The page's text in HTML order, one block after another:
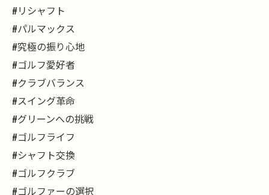
#リシャフト
#パルマックス
#究極の振り心地
#ゴルフ愛好者
#クラブバランス
#スイング革命
#グリーンへの挑戦
#ゴルフライフ
#シャフト交換
#ゴルフクラブ
#ゴルファーの選択